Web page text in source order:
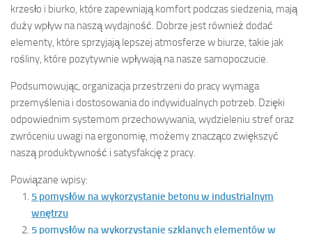
krzesło i biurko, które zapewniają komfort podczas siedzenia, mają
duży wpływ na naszą wydajność. Dobrze jest również dodać
elementy, które sprzyjają lepszej atmosferze w biurze, takie jak
rośliny, które pozytywnie wpływają na nasze samopoczucie.
Podsumowując, organizacja przestrzeni do pracy wymaga
przemyślenia i dostosowania do indywidualnych potrzeb. Dzięki
odpowiednim systemom przechowywania, wydzieleniu stref oraz
zwróceniu uwagi na ergonomię, możemy znacząco zwiększyć
naszą produktywność i satysfakcję z pracy.
Powiązane wpisy:
5 pomysłów na wykorzystanie betonu w industrialnym
wnętrzu
5 pomysłów na wykorzystanie szklanych elementów w